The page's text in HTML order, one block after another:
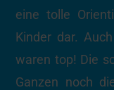
eine tolle
Kinder dar.
waren top! Die
Ganzen noch